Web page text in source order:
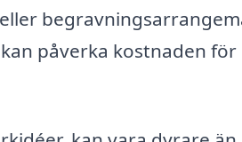
påverka kostnaden